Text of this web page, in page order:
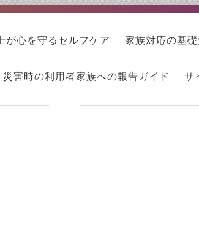
が心を守るセルフケア 家族対応の基
災害時の利用者家族への報告ガイド サ